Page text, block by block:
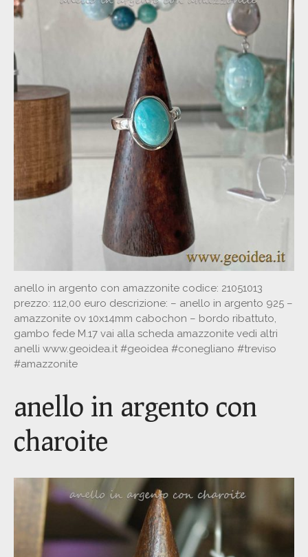
fossili
orecchini in argento con
prasioliti e perle
scheda-shambala
pendente in argento con
lepidolite
orecchini in argento con
crisocolla
scheda-quarzo-gatteggiante
anello in argento con amazzonite codice: 21051013
prezzo: 112,00 euro descrizione: – anello in argento 925 –
amazzonite ov 10x14mm cabochon – bordo ribattuto,
gambo fede M.17 vai alla scheda amazzonite vedi altri
anelli www.geoidea.it #geoidea #conegliano #treviso
#amazzonite
anello in argento con
charoite